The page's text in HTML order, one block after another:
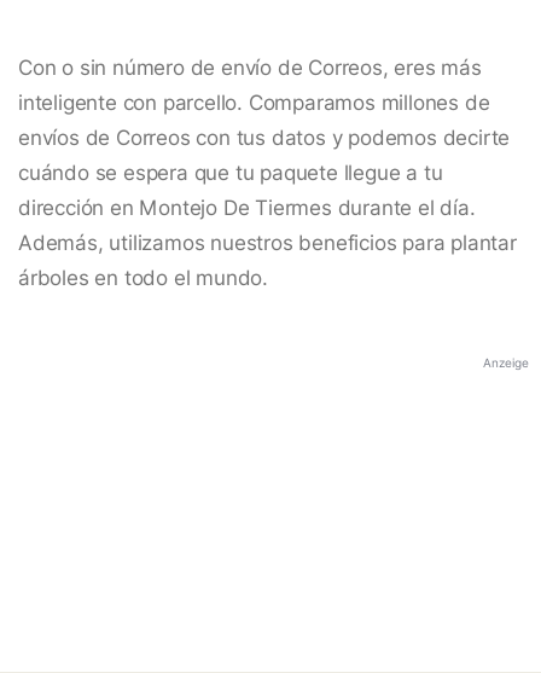
Con o sin número de envío de Correos, eres más
inteligente con parcello. Comparamos millones de
envíos de Correos con tus datos y podemos decirte
cuándo se espera que tu paquete llegue a tu
dirección en Montejo De Tiermes durante el día.
Además, utilizamos nuestros beneficios para plantar
árboles en todo el mundo.
Anzeige